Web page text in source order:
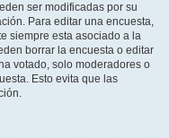
ser modificadas por su
Para editar una encuesta,
siempre esta asociado a la
borrar la encuesta o editar
votado, solo moderadores o
Esto evita que las